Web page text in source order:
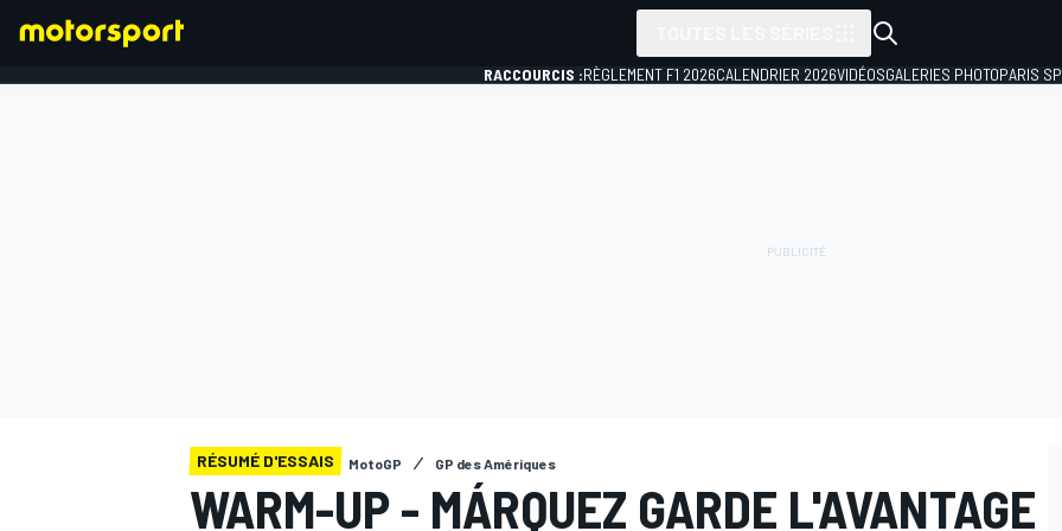
RACCOURCIS :RÈGLEMENT F1 2026CALENDRIER 2026VIDÉOSGALERIES PHOTOPARIS
RÉSUMÉ D'ESSAIS MotoGP GP des Amériques
WARM-UP - MÁRQUEZ GARDE L'AVANTAGE